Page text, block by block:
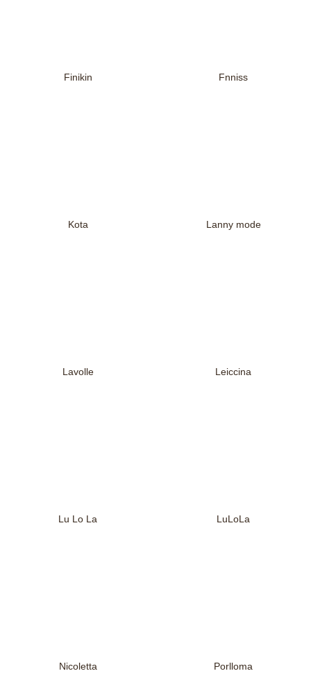
Finikin Fnniss
Kota Lanny mode
Lavolle Leiccina
Lu Lo La LuLoLa
Nicoletta Porlloma